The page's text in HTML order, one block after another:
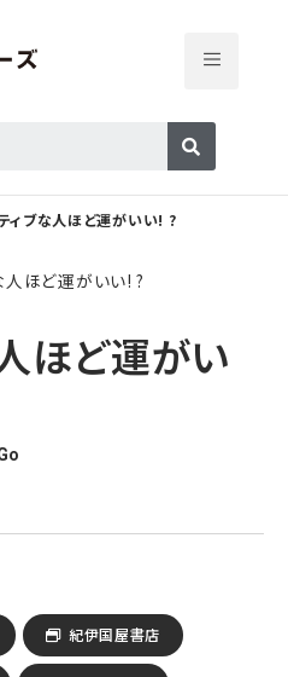
ィブな人ほど運がいい! ?
ほど運がい
紀伊国屋書店